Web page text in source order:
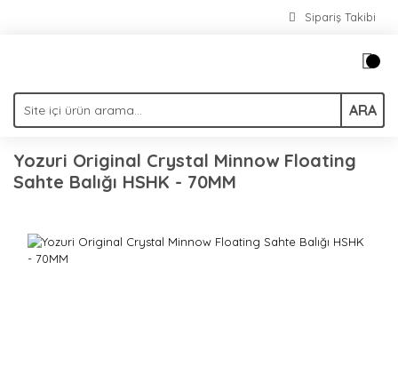
Sipariş Takibi
ARA
Yozuri Original Crystal Minnow Floating
Sahte Balığı HSHK - 70MM